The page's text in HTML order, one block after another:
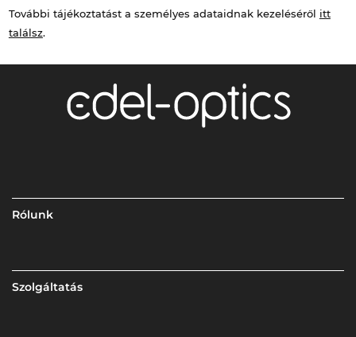
További tájékoztatást a személyes adataidnak kezeléséről itt
találsz.
Rólunk
Szolgáltatás